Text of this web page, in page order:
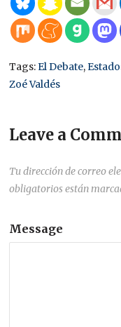
Tags:El Debate,
Zoé Valdés
Leave a
Tu dirección de correo
obligatorios están
Message